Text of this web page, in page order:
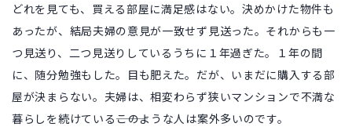
どれを見ても、買える部屋に満足感はない。決めかけた物件も
あったが、結局夫婦の意見が一致せず見送った。それからも一
つ見送り、二つ見送りしているうちに１年過ぎた。１年の間
に、随分勉強もした。目も肥えた。だが、いまだに購入する部
屋が決まらない。夫婦は、相変わらず狭いマンションで不満な
暮らしを続けている―――このような人は案外多いのです。